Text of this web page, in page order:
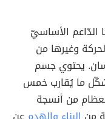
الدّاعم الأساسيّ
وغيرها من
يحتوي جسم
ما يُقارب خمس
من أنسجة